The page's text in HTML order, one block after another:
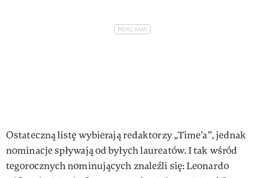
Ostateczną listę wybierają redaktorzy „Time’a”, jednak
nominacje spływają od byłych laureatów. I tak wśród
tegorocznych nominujących znaleźli się: Leonardo